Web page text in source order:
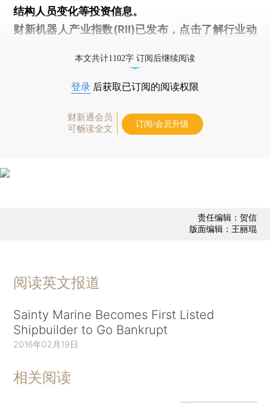
结构人员变化等投资信息。
财新机器人产业指数(RII)已发布， 点击了解行业动
本文共计1102字 订阅后继续阅读
登录 后获取已订阅的阅读权限
财新通会员
可畅读全文
订阅/会员升级
责任编辑：贺信
版面编辑：王丽琨
阅读英文报道
Sainty Marine Becomes First Listed
Shipbuilder to Go Bankrupt
2016年02月19日
相关阅读